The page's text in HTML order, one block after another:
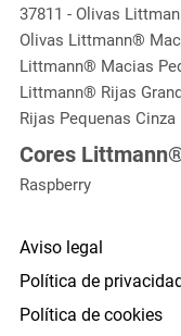
37811 - Olivas
Olivas Littmann®
Littmann® Macias
Littmann® Rijas
Rijas Pequenas Cinza
Cores
Raspberry
Aviso legal
Política de
Política de cookies